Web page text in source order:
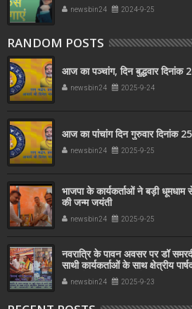
newsbin24 2024-9-25
RANDOM POSTS
आज का पञ्चांग, दिन बुद्धवार
newsbin24 2025-9-24
आज का पांचांग दिन गुरुवार दिनांक
newsbin24 2025-9-25
भाजपा के कार्यकर्ताओं ने बड़ी धूमधाम
की जन्म जयंती
newsbin24 2025-9-25
नवरात्रि के पावन अवसर पर डॉ
साथी कार्यकर्ताओं के साथ क्षेत्रीय
श्री महेश त्रिवेदी जी को मां दुर्गा की
newsbin24 2025-9-23